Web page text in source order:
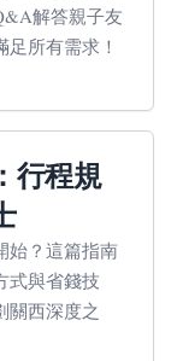
解答親子友
所有需求！
行程規
始？這篇指南
式與省錢技
關西深度之